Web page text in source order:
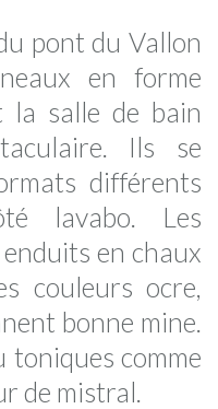
pont du Vallon
en forme
la salle de bain
Ils se
différents
lavabo. Les
en chaux
couleurs ocre,
bonne mine.
toniques comme
de mistral.